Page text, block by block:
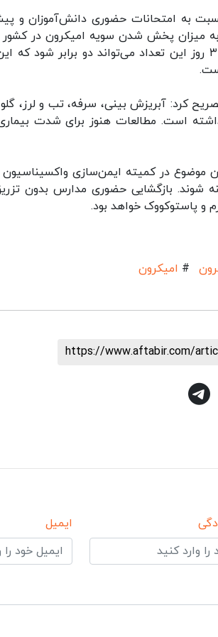
به امتحانات حضوری دانش‌آموزان و
مبتلا به امیکرون داشته باشیم، ظرف یک و نیم تا ۳ روز این تعداد
کرد: آبریزش بینی، سرفه، تب و لرز، گلو
است. مطالعات هنوز برای شدت
کودکان زیر۱۲ سال، افزود: این موضوع در کمیته ایمن‌سازی
لایه واکسینه شوند. بازگشایی حضوری مدارس
و پاستوکووک خواهد بود.
# امیکرون
https://www.aftabir.com/
ایمیل